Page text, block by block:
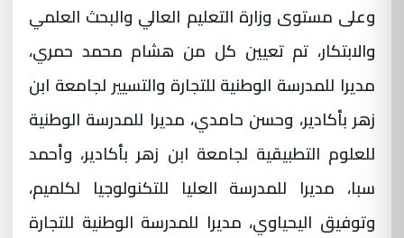
وعلى مستوى وزارة التعليم العالي والبحث العلمي
والابتكار، تم تعيين كل من هشام محمد حمري،
مديرا للمدرسة الوطنية للتجارة والتسيير لجامعة ابن
زهر بأكادير، وحسن حامدي، مديرا للمدرسة الوطنية
للعلوم التطبيقية لجامعة ابن زهر بأكادير، وأحمد
سبا، مديرا للمدرسة العليا للتكنولوجيا لكلميم،
وتوفيق اليحياوي، مديرا للمدرسة الوطنية للتجارة